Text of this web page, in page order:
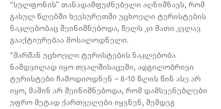
“სულფონის” თანადამფუძნებელი აღნიშნავს, რომ
გასულ წლებში ხევსურეთში უცხოელი ტურისტების
ნაკლებობაც შეინიშნებოდა, წელს კი მათი კვლავ
გააქტიურებაა მოსალოდნელი.
“შარშან უცხოელი ტურისტების ნაკლებობა
ნამდვილად იყო თვალშისაცემი, ადგილობრივი
ტურისტები ჩამოდიოდნენ – 8-10 წლის წინ ასე არ
იყო, მაშინ არ შეინიშნებოდა, რომ დამსვენებლები
უფრო მეტად ქართველები იყვნენ, შემდეგ